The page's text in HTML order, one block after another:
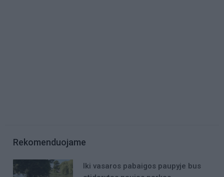
Rekomenduojame
Iki vasaros pabaigos paupyje bus